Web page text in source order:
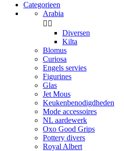
Categorieen
Arabia
 
Diversen
Kilta
Blomus
Curiosa
Engels servies
Figurines
Glas
Jet Mous
Keukenbenodigdheden
Mode accessoires
NL aardewerk
Oxo Good Grips
Pottery divers
Royal Albert